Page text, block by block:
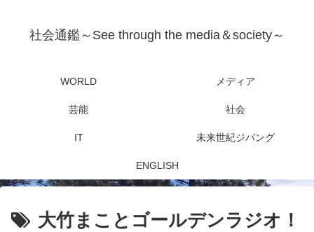
社会通鑑～See through the media＆society～
WORLD メディア
芸能 社会
IT 未来世紀ジパング
ENGLISH
大竹まことゴールデンラジオ！